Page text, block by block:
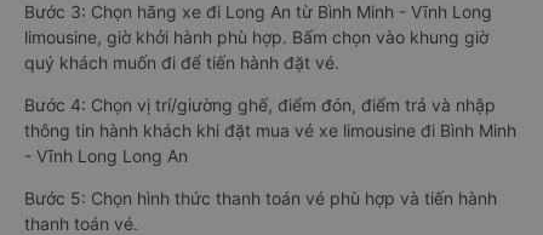
Bước 3: Chọn hãng xe đi Long An từ Bình Minh - Vĩnh Long
limousine, giờ khởi hành phù hợp. Bấm chọn vào khung giờ
quý khách muốn đi để tiến hành đặt vé.
Bước 4: Chọn vị trí/giường ghế, điểm đón, điểm trả và nhập
thông tin hành khách khi đặt mua vé xe limousine đi Bình Minh
- Vĩnh Long Long An
Bước 5: Chọn hình thức thanh toán vé phù hợp và tiến hành
thanh toán vé.